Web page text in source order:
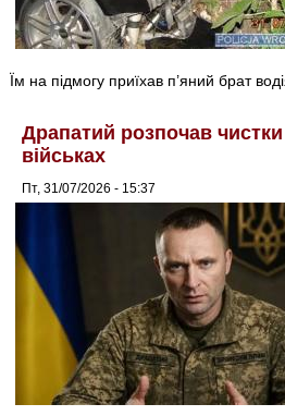
Їм на підмогу приїхав п’яний брат
Драпатий розпочав
військах
Пт, 31/07/2026 - 15:37